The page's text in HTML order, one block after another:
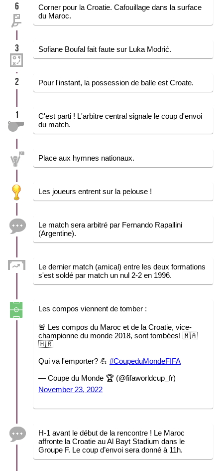
6
Corner pour la Croatie. Cafouillage dans la surface
du Maroc.
3 Sofiane Boufal fait faute sur Luka Modrić.
2 Pour l'instant, la possession de balle est Croate.
1
C'est parti ! L'arbitre central signale le coup d'envoi
du match.
Place aux hymnes nationaux.
Les joueurs entrent sur la pelouse !
Le match sera arbitré par Fernando Rapallini
(Argentine).
Le dernier match (amical) entre les deux formations
s'est soldé par match un nul 2-2 en 1996.
Les compos viennent de tomber :
🚨 Les compos du Maroc et de la Croatie, vice-
championne du monde 2018, sont tombées! 🇲🇦
🇭🇷
Qui va l'emporter? 💪 #CoupeduMondeFIFA
— Coupe du Monde 🏆 (@fifaworldcup_fr)
November 23, 2022
H-1 avant le début de la rencontre ! Le Maroc
affronte la Croatie au Al Bayt Stadium dans le
Groupe F. Le coup d’envoi sera donné à 11h.